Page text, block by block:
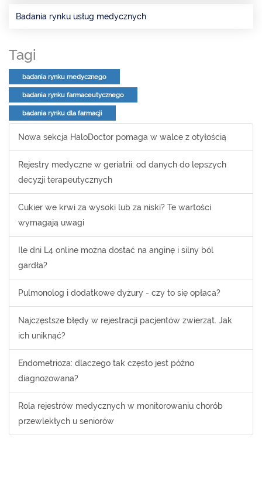
Badania rynku usług medycznych
Tagi
badania rynku medycznego
badania rynku farmaceutycznego
badania rynku dla farmacji
Nowa sekcja HaloDoctor pomaga w walce z otyłością
Rejestry medyczne w geriatrii: od danych do lepszych
decyzji terapeutycznych
Cukier we krwi za wysoki lub za niski? Te wartości
wymagają uwagi
Ile dni L4 online można dostać na anginę i silny ból
gardła?
Pulmonolog i dodatkowe dyżury - czy to się opłaca?
Najczęstsze błędy w rejestracji pacjentów zwierząt. Jak
ich uniknąć?
Endometrioza: dlaczego tak często jest późno
diagnozowana?
Rola rejestrów medycznych w monitorowaniu chorób
przewlekłych u seniorów